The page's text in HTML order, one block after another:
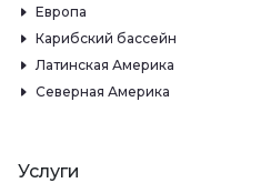
Европа
Карибский бассейн
Латинская Америка
Северная Америка
Услуги